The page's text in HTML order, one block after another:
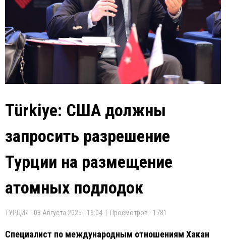
Türkiye: США должны
запросить разрешение
Турции на размещение
атомных подлодок
ТУРЦИЯ - 03 Августа 2025 - 16:04 | Просмотров - 1781
Специалист по международным отношениям Хакан